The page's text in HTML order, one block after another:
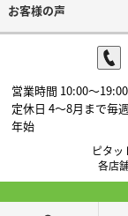
お客様の声
営業時間 10:00～19:00
定休日 4～8月まで毎
年始
ピタッ
各店